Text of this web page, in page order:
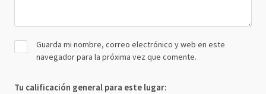
Guarda mi nombre, correo electrónico y web en este
navegador para la próxima vez que comente.
Tu calificación general para este lugar: